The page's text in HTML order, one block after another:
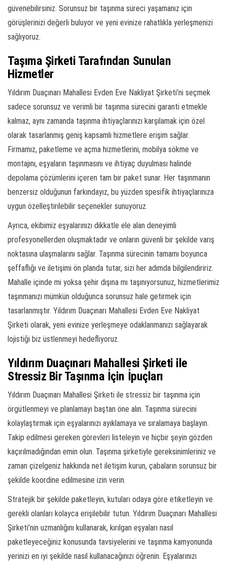
güvenebilirsiniz. Sorunsuz bir taşınma süreci yaşamanız için
görüşlerinizi değerli buluyor ve yeni evinize rahatlıkla yerleşmenizi
sağlıyoruz.
Taşıma Şirketi Tarafından Sunulan
Hizmetler
Yıldırım Duaçınarı Mahallesi Evden Eve Nakliyat Şirketi’ni seçmek
sadece sorunsuz ve verimli bir taşınma sürecini garanti etmekle
kalmaz, aynı zamanda taşınma ihtiyaçlarınızı karşılamak için özel
olarak tasarlanmış geniş kapsamlı hizmetlere erişim sağlar.
Firmamız, paketleme ve açma hizmetlerini, mobilya sökme ve
montajını, eşyaların taşınmasını ve ihtiyaç duyulması halinde
depolama çözümlerini içeren tam bir paket sunar. Her taşınmanın
benzersiz olduğunun farkındayız, bu yüzden spesifik ihtiyaçlarınıza
uygun özelleştirilebilir seçenekler sunuyoruz.
Ayrıca, ekibimiz eşyalarınızı dikkatle ele alan deneyimli
profesyonellerden oluşmaktadır ve onların güvenli bir şekilde varış
noktasına ulaşmalarını sağlar. Taşınma sürecinin tamamı boyunca
şeffaflığı ve iletişimi ön planda tutar, sizi her adımda bilgilendiririz.
Mahalle içinde mi yoksa şehir dışına mı taşınıyorsunuz, hizmetlerimiz
taşınmanızı mümkün olduğunca sorunsuz hale getirmek için
tasarlanmıştır. Yıldırım Duaçınarı Mahallesi Evden Eve Nakliyat
Şirketi olarak, yeni evinize yerleşmeye odaklanmanızı sağlayarak
lojistiği biz üstlenmeyi hedefliyoruz.
Yıldırım Duaçınarı Mahallesi Şirketi ile
Stressiz Bir Taşınma İçin İpuçları
Yıldırım Duaçınarı Mahallesi Şirketi ile stressiz bir taşınma için
örgütlenmeyi ve planlamayı baştan öne alın. Taşınma sürecini
kolaylaştırmak için eşyalarınızı ayıklamaya ve sıralamaya başlayın.
Takip edilmesi gereken görevleri listeleyin ve hiçbir şeyin gözden
kaçırılmadığından emin olun. Taşınma şirketiyle gereksinimleriniz ve
zaman çizelgeniz hakkında net iletişim kurun, çabaların sorunsuz bir
şekilde koordine edilmesine izin verin.
Stratejik bir şekilde paketleyin, kutuları odaya göre etiketleyin ve
gerekli olanları kolayca erişilebilir tutun. Yıldırım Duaçınarı Mahallesi
Şirketi’nin uzmanlığını kullanarak, kırılgan eşyaları nasıl
paketleyeceğiniz konusunda tavsiyelerini ve taşınma kamyonunda
yerinizi en iyi şekilde nasıl kullanacağınızı öğrenin. Eşyalarınızı